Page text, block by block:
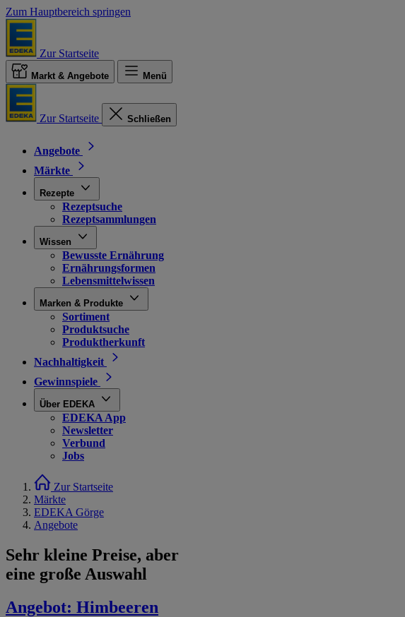
Zum Hauptbereich springen
Zur Startseite
Markt & Angebote Menü
Zur Startseite Schließen
Angebote
Märkte
Rezepte
Rezeptsuche
Rezeptsammlungen
Wissen
Bewusste Ernährung
Ernährungsformen
Lebensmittelwissen
Marken & Produkte
Sortiment
Produktsuche
Produktherkunft
Nachhaltigkeit
Gewinnspiele
Über EDEKA
EDEKA App
Newsletter
Verbund
Jobs
Zur Startseite
Märkte
EDEKA Görge
Angebote
Sehr kleine Preise, aber
eine große Auswahl
Angebot: Himbeeren